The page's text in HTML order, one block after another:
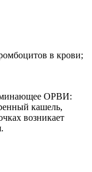
в крови;
ОРВИ:
кашель,
возникает